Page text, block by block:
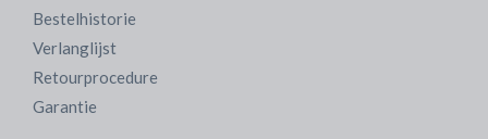
Bestelhistorie
Verlanglijst
Retourprocedure
Garantie